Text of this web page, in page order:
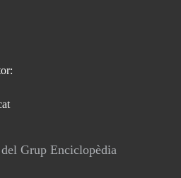
Grup Enciclopèdia